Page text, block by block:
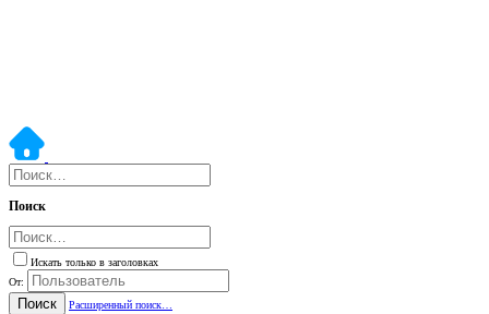
Поиск
Искать только в заголовках
От:
Поиск
Расширенный поиск…